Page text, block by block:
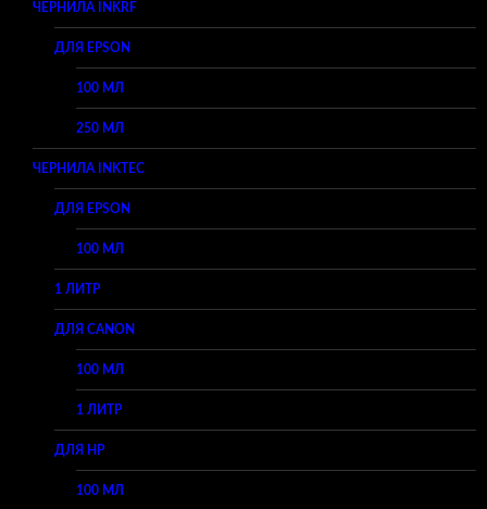
ЧЕРНИЛА INKRF
ДЛЯ EPSON
100 МЛ
250 МЛ
ЧЕРНИЛА INKTEC
ДЛЯ EPSON
100 МЛ
1 ЛИТР
ДЛЯ CANON
100 МЛ
1 ЛИТР
ДЛЯ HP
100 МЛ